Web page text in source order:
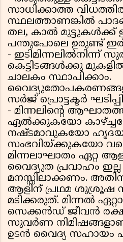
സാധിക്കാത്ത
സ്ഥലത്താണങ്കില്‍
തല, കാല്‍ മുട്ടുകള്‍ക്ക്
പന്തുപോലെ ഉരുണ്ട്
- ഇടിമിന്നലില്‍നിന്ന്
കെട്ടിടങ്ങള്‍ക്കു
ചാലകം സ്ഥാപിക്കാം.
സര്‍ജ് പ്രൊട്ടക്ടര്‍
- മിന്നലിന്റെ
ഏല്‍ക്കുകയോ
നഷ്ടമാവുകയോ
സംഭവിയ്ക്കുകയോ വരെ
മിന്നലാഘാതം ഏറ്റ
വൈദ്യുത പ്രവാഹം
മനസ്സിലാക്കണം.
ആളിന് പ്രഥമ
മടിക്കരുത്. മിന്നല്‍
സെക്കന്‍ഡ് ജീവന്‍
സുവര്‍ണ
ഉടന്‍ വൈദ്യ സഹായം